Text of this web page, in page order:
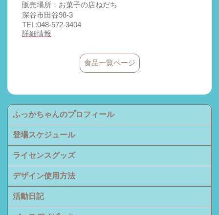
販売場所：お菓子の店ねだち
深谷市田谷98-3
TEL:048-572-3404
詳細情報
食品一覧ページ
ふっかちゃんのプロフィール
登場スケジュール
ライセンスグッズ
デザイン使用方法
活動日記